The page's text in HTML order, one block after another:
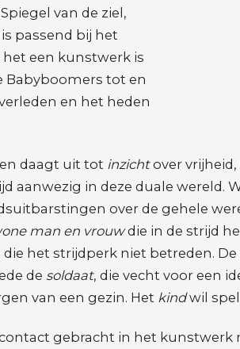
van de ziel,
passend bij het
een kunstwerk is
Babyboomers tot en
en het heden
daagt uit tot inzichtover
aanwezig in deze duale wereld.
over de gehele
man en vrouwdie in de strijd
het strijdperk niet betreden.
de soldaat, die vecht voor een
van een gezin. Het kindwil
gebracht in het kunstwerk